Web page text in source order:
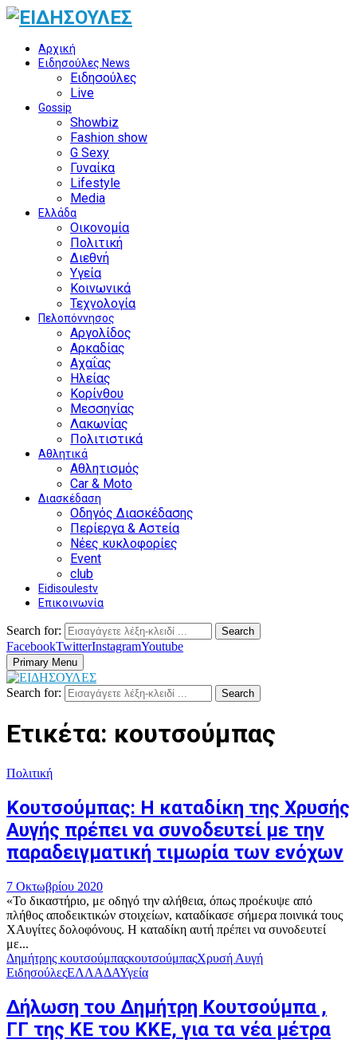
Αρχική
Ειδησούλες News
Ειδησούλες
Live
Gossip
Showbiz
Fashion show
G Sexy
Γυναίκα
Lifestyle
Media
Ελλάδα
Οικονομία
Πολιτική
Διεθνή
Υγεία
Κοινωνικά
Τεχνολογία
Πελοπόννησος
Αργολίδος
Αρκαδίας
Αχαΐας
Ηλείας
Κορίνθου
Μεσσηνίας
Λακωνίας
Πολιτιστικά
Αθλητικά
Αθλητισμός
Car & Moto
Διασκέδαση
Οδηγός Διασκέδασης
Περίεργα & Αστεία
Νέες κυκλοφορίες
Event
club
Eidisoulestv
Επικοινωνία
Search for: Search
FacebookTwitterInstagramYoutube
Primary Menu
Search for: Search
Ετικέτα: κουτσούμπας
Πολιτική
Κουτσούμπας: Η καταδίκη της Χρυσής
Αυγής πρέπει να συνοδευτεί με την
παραδειγματική τιμωρία των ενόχων
7 Οκτωβρίου 2020
«Το δικαστήριο, με οδηγό την αλήθεια, όπως προέκυψε από
πλήθος αποδεικτικών στοιχείων, καταδίκασε σήμερα ποινικά τους
ΧΑυγίτες δολοφόνους. Η καταδίκη αυτή πρέπει να συνοδευτεί
με...
Δημήτρης κουτσούμπαςκουτσούμπαςΧρυσή Αυγή
ΕιδησούλεςΕΛΛΑΔΑΥγεία
Δήλωση του Δημήτρη Κουτσούμπα ,
ΓΓ της ΚΕ του ΚΚΕ, για τα νέα μέτρα